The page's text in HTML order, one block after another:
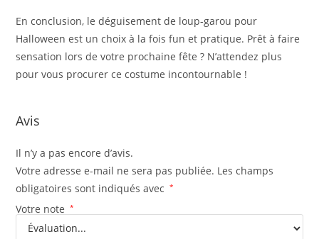
En conclusion, le déguisement de loup-garou pour
Halloween est un choix à la fois fun et pratique. Prêt à faire
sensation lors de votre prochaine fête ? N’attendez plus
pour vous procurer ce costume incontournable !
Avis
Il n’y a pas encore d’avis.
Votre adresse e-mail ne sera pas publiée. Les champs
obligatoires sont indiqués avec
*
Votre note *